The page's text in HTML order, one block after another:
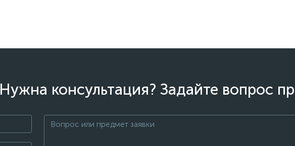
Нужна консультация? Задайте вопрос